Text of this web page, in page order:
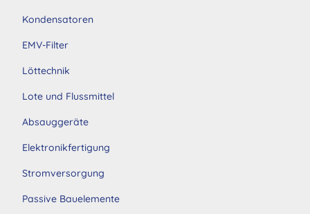
Kondensatoren
EMV-Filter
Löttechnik
Lote und Flussmittel
Absauggeräte
Elektronikfertigung
Stromversorgung
Passive Bauelemente